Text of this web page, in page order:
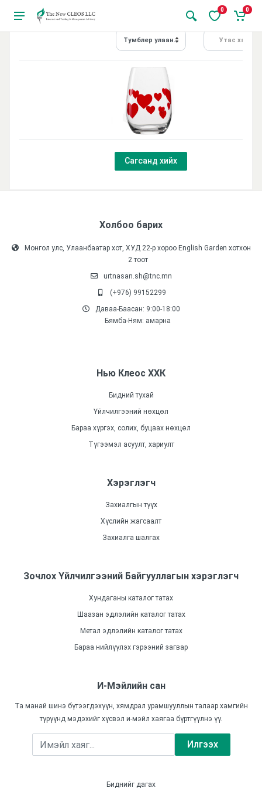
0 0
Тумблер улаан зүрхтэй L'Amour Утас хайх...
Сагсанд хийх
Холбоо барих
Монгол улс, Улаанбаатар хот, ХУД 22-р хороо English Garden хотхон
2 тоот
urtnasan.sh@tnc.mn
(+976) 99152299
Даваа-Баасан: 9:00-18:00
Бямба-Ням: амарна
Нью Клеос ХХК
Бидний тухай
Үйлчилгээний нөхцөл
Бараа хүргэх, солих, буцаах нөхцөл
Түгээмэл асуулт, хариулт
Хэрэглэгч
Захиалгын түүх
Хүслийн жагсаалт
Захиалга шалгах
Зочлох Үйлчилгээний Байгууллагын хэрэглэгч
Хундаганы каталог татах
Шаазан эдлэлийн каталог татах
Метал эдлэлийн каталог татах
Бараа нийлүүлэх гэрээний загвар
И-Мэйлийн сан
Та манай шинэ бүтээгдэхүүн, хямдрал урамшууллын талаар хамгийн
түрүүнд мэдэхийг хүсвэл и-мэйл хаягаа бүртгүүлнэ үү.
Илгээх
Биднийг дагах